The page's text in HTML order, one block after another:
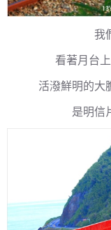
我
看著月台
活潑鮮明的大
是明信